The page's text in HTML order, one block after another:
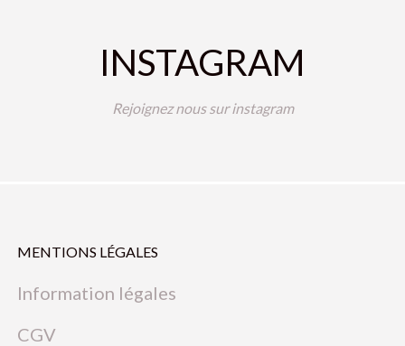
INSTAGRAM
Rejoignez nous sur instagram
MENTIONS LÉGALES
Information légales
CGV